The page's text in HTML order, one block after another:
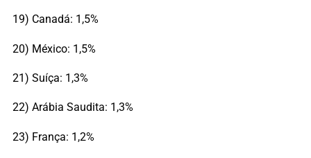
19) Canadá: 1,5%
20) México: 1,5%
21) Suíça: 1,3%
22) Arábia Saudita: 1,3%
23) França: 1,2%